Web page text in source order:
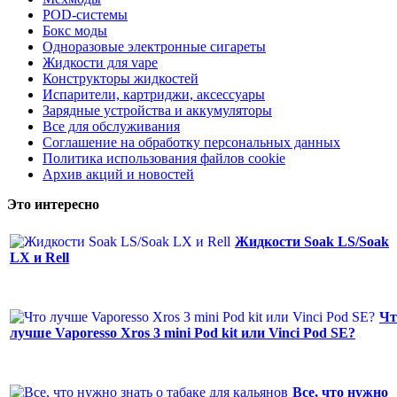
POD-системы
Бокс моды
Одноразовые электронные сигареты
Жидкости для vape
Конструкторы жидкостей
Испарители, картриджи, аксессуары
Зарядные устройства и аккумуляторы
Все для обслуживания
Соглашение на обработку персональных данных
Политика использования файлов cookie
Архив акций и новостей
Это интересно
Жидкости Soak LS/Soak
LX и Rell
лучше Vaporesso Xros 3 mini Pod kit или Vinci Pod SE?
Все, что нужно